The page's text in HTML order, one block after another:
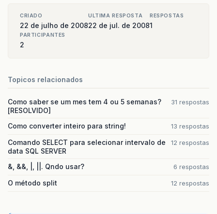
CRIADO
22 de julho de 2008
ULTIMA RESPOSTA
22 de jul. de 2008
RESPOSTAS
1
PARTICIPANTES
2
Topicos relacionados
Como saber se um mes tem 4 ou 5 semanas?
[RESOLVIDO]
31 respostas
Como converter inteiro para string! 13 respostas
Comando SELECT para selecionar intervalo de
data SQL SERVER
12 respostas
&, &&, |, ||. Qndo usar? 6 respostas
O método split 12 respostas